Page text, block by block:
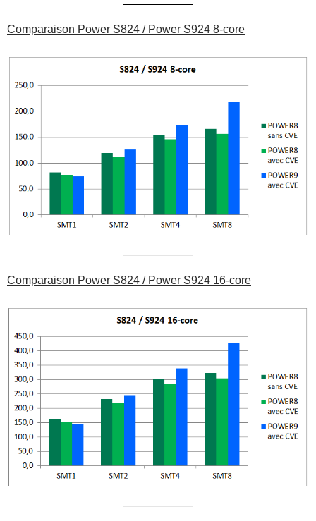
Comparaison Power S824 / Power S924 8-core
Comparaison Power S824 / Power S924 16-core